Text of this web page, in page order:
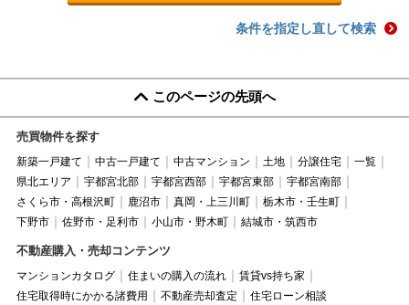
条件を指定し直して検索
このページの先頭へ
売買物件を探す
新築一戸建て 中古一戸建て 中古マンション 土地 分譲住宅
一覧
県北エリア
宇都宮北部 宇都宮西部 宇都宮東部
宇都宮南部
さくら市・高根沢町
鹿沼市 真岡・上三川町
栃木市・壬生町
下野市
佐野市・足利市 小山市・野木町 結城市・筑西市
不動産購入・売却コンテンツ
マンションカタログ 住まいの購入の流れ
賃貸vs持ち家
住宅取得時にかかる諸費用
不動産売却査定 住宅ローン相談